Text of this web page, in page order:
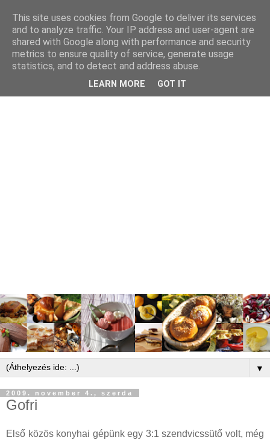
▼
2009. november 4., szerda
Gofri
Első közös konyhai gépünk egy 3:1 szendvicssütő volt, még
This site uses cookies from Google to deliver its services
and to analyze traffic. Your IP address and user-agent are
shared with Google along with performance and security
metrics to ensure quality of service, generate usage
statistics, and to detect and address abuse.
LEARN MORE GOT IT